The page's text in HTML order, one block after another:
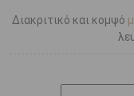
Διακριτικό και κομψό